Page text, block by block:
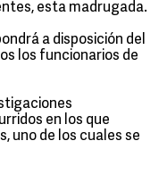
esta madrugada.
a disposición del
los funcionarios de
en los que
uno de los cuales se